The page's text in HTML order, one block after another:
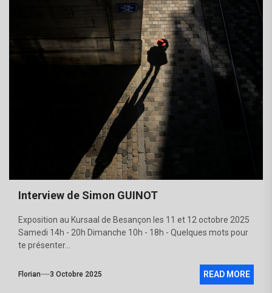
Interview de Simon GUINOT
Exposition au Kursaal de Besançon les 11 et 12 octobre 2025
Samedi 14h - 20h Dimanche 10h - 18h - Quelques mots pour
te présenter...
Florian 3 Octobre 2025 READ MORE